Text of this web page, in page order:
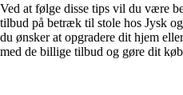
Ved at følge disse tips vil du være
tilbud på betræk til stole hos Jysk
du ønsker at opgradere dit hjem
med de billige tilbud og gøre dit